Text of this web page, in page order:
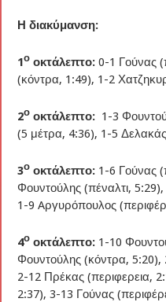
Η διακύμανση:
1ο οκτάλεπτο:0-1 Γούνας
(κόντρα, 1:49), 1-2
2ο οκτάλεπτο: 1-3
(5 μέτρα, 4:36), 1-5
3ο οκτάλεπτο: 1-6 Γούνας
Φουντούλης (πέναλτι,
1-9 Aργυρόπουλος
4ο οκτάλεπτο: 1-10
Φουντούλης (κόντρα, 5:20),
2-12 Πρέκας (περιφερεια,
2:37), 3-13 Γούνας